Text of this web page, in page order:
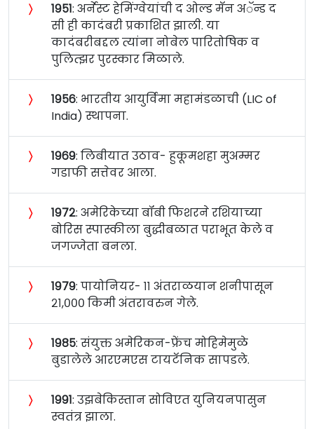
〉 १९५१: अर्नेस्ट हेमिंग्वेयांची द ओल्ड मॅन अॅन्ड द
सी ही कादंबरी प्रकाशित झाली. या
कादंबरीबद्दल त्यांना नोबेल पारितोषिक व
पुलित्झर पुरस्कार मिळाले.
〉 १९५६: भारतीय आयुर्विमा महामंडळाची (LIC of
India) स्थापना.
〉 १९६९: लिबीयात उठाव- हुकूमशहा मुअम्मर
गडाफी सत्तेवर आला.
〉 १९७२: अमेरिकेच्या बॉबी फिशरने रशियाच्या
बोरिस स्पास्कीला बुद्धीबळात पराभूत केले व
जगज्जेता बनला.
〉 १९७९: पायोनियर- ११ अंतराळयान शनीपासून
२१,००० किमी अंतरावरुन गेले.
〉 १९८५: संयुक्त अमेरिकन-फ्रेंच मोहिमेमुळे
बुडालेले आरएमएस टायटॅनिक सापडले.
〉 १९९१: उझबेकिस्तान सोविएत युनियनपासुन
स्वतंत्र झाला.